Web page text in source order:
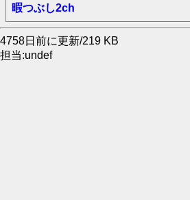
暇つぶし2ch
4758日前に更新/219 KB
担当:undef